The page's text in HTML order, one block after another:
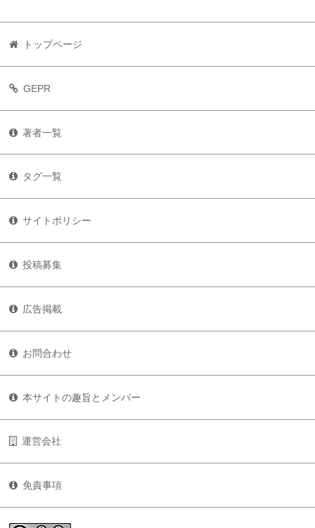
トップページ
GEPR
著者一覧
タグ一覧
サイトポリシー
投稿募集
広告掲載
お問合わせ
本サイトの趣旨とメンバー
運営会社
免責事項